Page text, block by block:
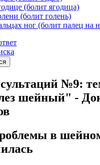
(болит ягодица)
(болит голень)
ног (болит палец на
№9:
шейный" -
в